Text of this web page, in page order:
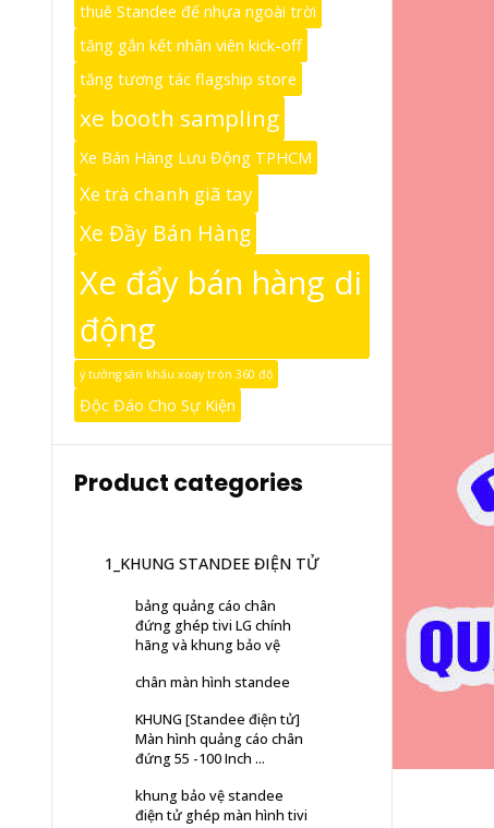
thuê Standee đế nhựa ngoài trời
tăng gắn kết nhân viên kick-off
tăng tương tác flagship store
xe booth sampling
Xe Bán Hàng Lưu Động TPHCM
Xe trà chanh giã tay
Xe Đầy Bán Hàng
Xe đẩy bán hàng di
động
ý tưởng sân khấu xoay tròn 360 độ
Độc Đáo Cho Sự Kiện
Product categories
1_KHUNG STANDEE ĐIỆN TỬ
bảng quảng cáo chân
đứng ghép tivi LG chính
hãng và khung bảo vệ
chân màn hình standee
KHUNG [Standee điện tử]
Màn hình quảng cáo chân
đứng 55 -100 Inch ...
khung bảo vệ standee
điện tử ghép màn hình tivi